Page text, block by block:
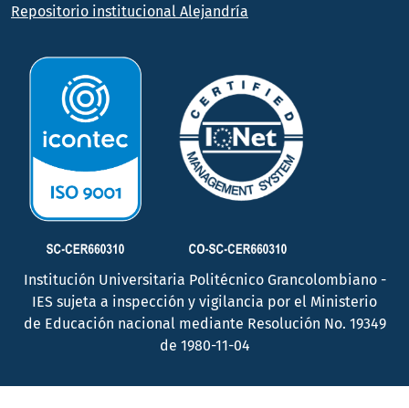
Repositorio institucional Alejandría
Institución Universitaria Politécnico Grancolombiano -
IES sujeta a inspección y vigilancia por el Ministerio
de Educación nacional mediante Resolución No. 19349
de 1980-11-04